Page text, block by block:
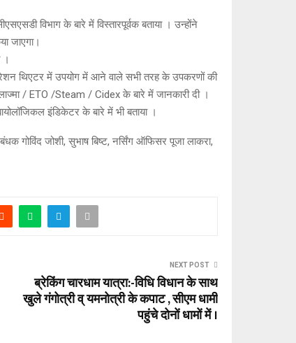
विभाग के बारे में विस्तारपूर्वक बताया । उन्होंने
जाएगा।
।
थिएटर में उपयोग में आने वाले सभी तरह के उपकरणों की
/ ETO /Steam / Cidex के बारे में जानकारी दी ।
इंडिकेटर के बारे में भी बताया ।
गोविंद जोशी, सुभाष बिष्ट, नर्सिंग ऑफिसर पूजा लाकरा,
NEXT POST
ब्रेकिंग चारधाम यात्रा:-विधि विधान के साथ
खुले गंगोत्री व् यमनोत्री के कपाट , सीएम धामी
पहुंचे दोनों धामों में ।